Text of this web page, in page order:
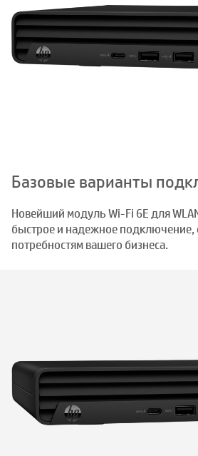
Базовые варианты
Новейший модуль Wi-Fi 6E для
быстрое и надежное
потребностям вашего бизнеса.